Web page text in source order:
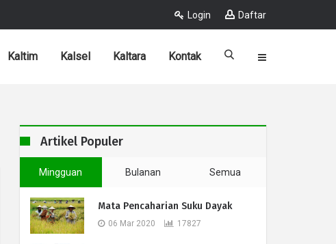
Login Daftar
Kaltim Kalsel Kaltara Kontak
Artikel Populer
Mingguan Bulanan Semua
Mata Pencaharian Suku Dayak
06 Mar 2020 17827